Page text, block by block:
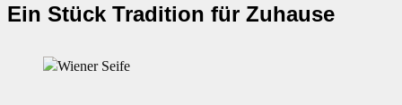
Ein Stück Tradition für Zuhause